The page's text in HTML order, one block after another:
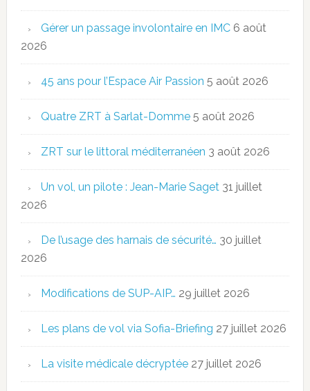
Gérer un passage involontaire en IMC 6 août
2026
45 ans pour l’Espace Air Passion 5 août 2026
Quatre ZRT à Sarlat-Domme 5 août 2026
ZRT sur le littoral méditerranéen 3 août 2026
Un vol, un pilote : Jean-Marie Saget 31 juillet
2026
De l’usage des harnais de sécurité… 30 juillet
2026
Modifications de SUP-AIP… 29 juillet 2026
Les plans de vol via Sofia-Briefing 27 juillet 2026
La visite médicale décryptée 27 juillet 2026